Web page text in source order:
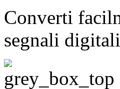
Converti
segnali digitali